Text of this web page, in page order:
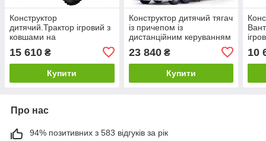
Конструктор
дитячий.Трактор ігровий з
ковшами на
управлінні.Будівельна
техніка на 2239 деталі
15 610 ₴
Купити
Конструктор дитячий тягач
із причепом із
дистанційним керуванням
фура вантажівка на 4166
деталей
23 840₴
Купити
10
Про нас
94% позитивних з 583 відгуків за рік